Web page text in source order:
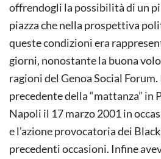
offrendogli la possibilità di un
piazza che nella prospettiva
queste condizioni era
giorni, nonostante la buona
ragioni del Genoa Social Forum.
precedente della “mattanza” in
Napoli il 17 marzo 2001 in
e l’azione provocatoria dei
precedenti occasioni. Infine